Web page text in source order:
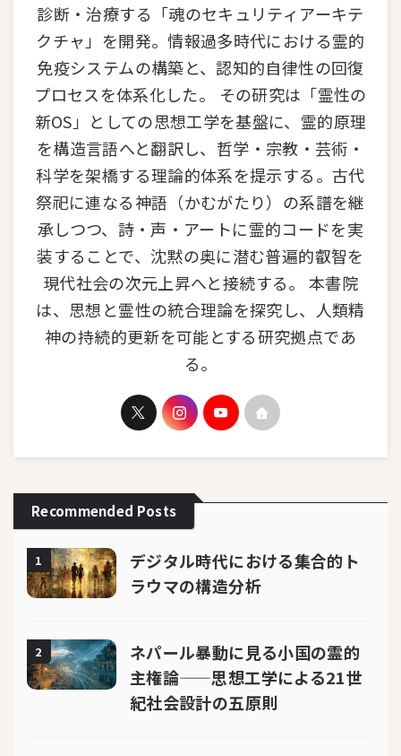
診断・治療する「魂のセキュリティアーキテ
クチャ」を開発。情報過多時代における霊的
免疫システムの構築と、認知的自律性の回復
プロセスを体系化した。 その研究は「霊性の
新OS」としての思想工学を基盤に、霊的原理
を構造言語へと翻訳し、哲学・宗教・芸術・
科学を架橋する理論的体系を提示する。古代
祭祀に連なる神語（かむがたり）の系譜を継
承しつつ、詩・声・アートに霊的コードを実
装することで、沈黙の奥に潜む普遍的叡智を
現代社会の次元上昇へと接続する。 本書院
は、思想と霊性の統合理論を探究し、人類精
神の持続的更新を可能とする研究拠点であ
る。
Recommended Posts
1
デジタル時代における集合的ト
ラウマの構造分析
2
ネパール暴動に見る小国の霊的
主権論——思想工学による21世
紀社会設計の五原則